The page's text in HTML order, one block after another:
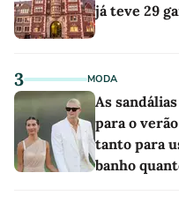
já teve 29
3 MODA
As
para o
tanto para
banho